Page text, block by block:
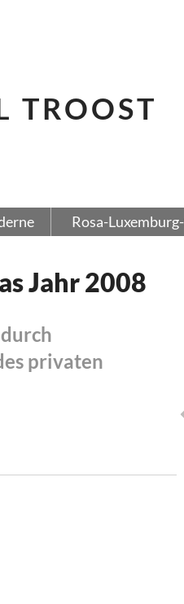
TROOST
Rosa-
Jahr 2008
privaten
Solidarisches EUropa -